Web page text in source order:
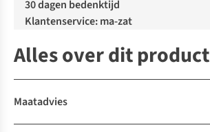
30 dagen bedenktijd
Klantenservice: ma-zat
Alles over dit product
Maatadvies